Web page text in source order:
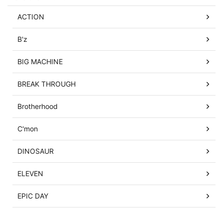
ACTION
B'z
BIG MACHINE
BREAK THROUGH
Brotherhood
C'mon
DINOSAUR
ELEVEN
EPIC DAY